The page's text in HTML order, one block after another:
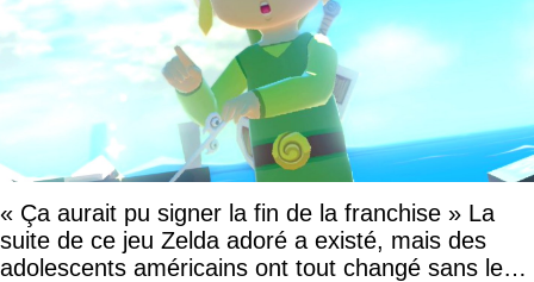
« Ça aurait pu signer la fin de la franchise » La
suite de ce jeu Zelda adoré a existé, mais des
adolescents américains ont tout changé sans le